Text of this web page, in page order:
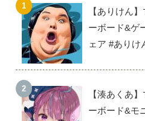
【ありけん
ーボード&ゲ
ェア #ありけ
【湊あくあ
ーボード&モ